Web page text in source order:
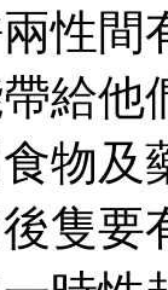
性間
給他
物及
隻